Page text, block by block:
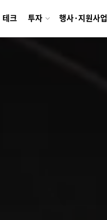
테크 투자 행사·지원사업